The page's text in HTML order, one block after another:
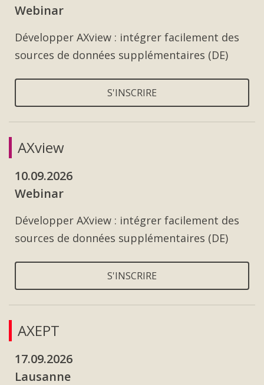
Webinar
Développer AXview : intégrer facilement des
sources de données supplémentaires (DE)
S'INSCRIRE
AXview
10.09.2026
Webinar
Développer AXview : intégrer facilement des
sources de données supplémentaires (DE)
S'INSCRIRE
AXEPT
17.09.2026
Lausanne